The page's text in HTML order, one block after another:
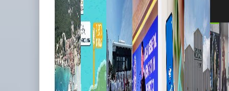
Corredor del Istmo destraba ramal
ferroviario ...
04 AGO 2026
READ MORE
SSA
...
29 JUN
READ MORE